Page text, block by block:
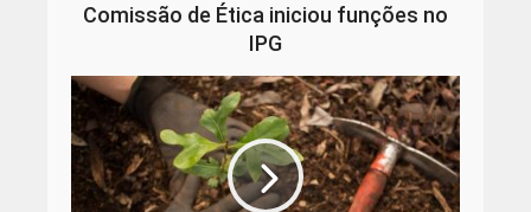
Comissão de Ética iniciou funções no
IPG